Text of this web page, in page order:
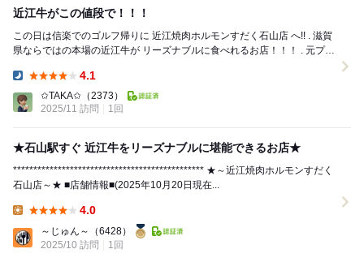
近江牛がこの値段で！！！
この日は信楽でのゴルフ帰りに 近江焼肉ホルモンすだく石山店 へ!! . 滋賀
県ならではの本場の近江牛が リーズナブルに食べれるお店！！！ . 元プロ
4.1
✩TAKA✩ （2373）
2025/11 訪問
1回
★石山駅すぐ 近江牛をリーズナブルに堪能できるお店★
*********************************************** ★～近江焼肉ホルモンすだく
石山店～★ ■店舗情報■(2025年10月20日現在...
4.0
～じゅん～
（6428）
2025/10 訪問
1回